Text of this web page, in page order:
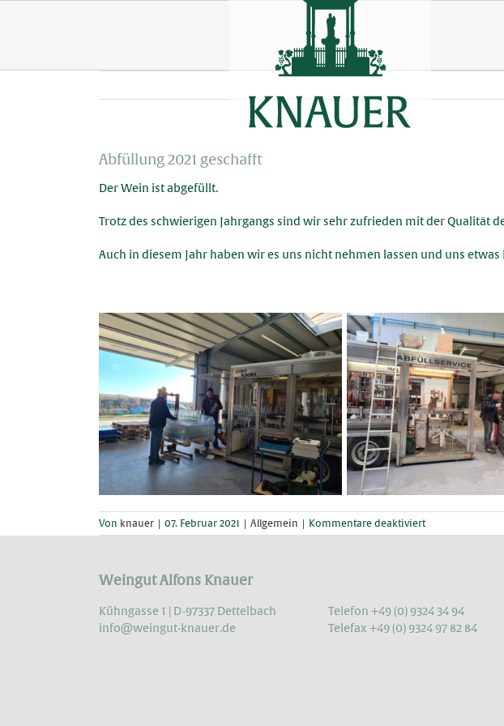
Abfüllung 2021 geschafft
Der Wein ist abgefüllt.
Trotz des schwierigen Jahrgangs sind wir sehr zufrieden mit der Qualität
Auch in diesem Jahr haben wir es uns nicht nehmen lassen und uns etwas
Von knauer 07. Februar 2021 Allgemein Kommentare deaktiviertfür
Abfüllung
Weingut Alfons Knauer
Kühngasse 1 | D-97337 Dettelbach
info@weingut-knauer.de
Telefon +49 (0) 9324 34 94
Telefax +49 (0) 9324 97 82 84